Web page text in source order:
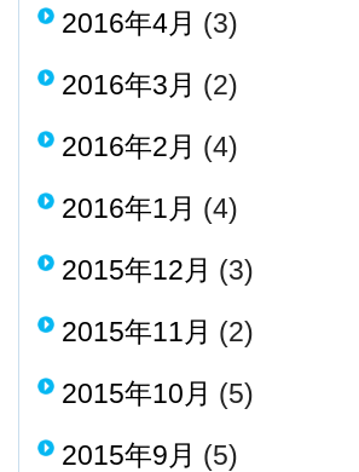
2016年4月 (3)
2016年3月 (2)
2016年2月 (4)
2016年1月 (4)
2015年12月 (3)
2015年11月 (2)
2015年10月 (5)
2015年9月 (5)